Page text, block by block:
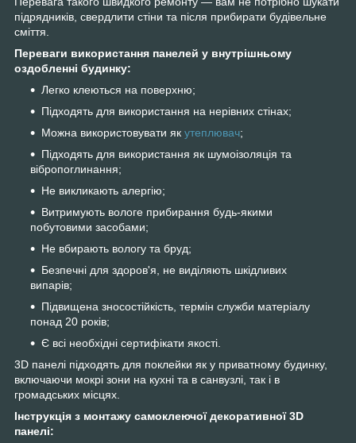
підрядників, свердлити стіни та після прибирати будівельне
сміття.
Переваги використання панелей у внутрішньому
оздобленні будинку:
Легко клеються на поверхню;
Підходять для використання на нерівних стінах;
Можна використовувати як утеплювач;
Підходять для використання як шумоізоляція та
вібропоглинання;
Не викликають алергію;
Витримують вологе прибирання будь-якими
побутовими засобами;
Не вбирають вологу та бруд;
Безпечні для здоров'я, не виділяють шкідливих
випарів;
Підвищена зносостійкість, термін служби матеріалу
понад 20 років;
Є всі необхідні сертифікати якості.
3D панелі підходять для поклейки як у приватному будинку,
включаючи мокрі зони на кухні та в санвузлі, так і в
громадських місцях.
Інструкція з монтажу самоклеючої декоративної 3D
панелі: